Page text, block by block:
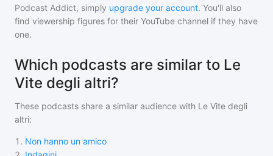
Podcast Addict, simply upgrade your account. You'll also
find viewership figures for their YouTube channel if they have
one.
Which podcasts are similar to Le
Vite degli altri?
These podcasts share a similar audience with Le Vite degli
altri:
1 . Non hanno un amico